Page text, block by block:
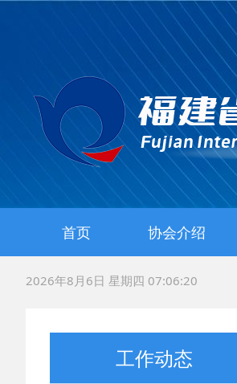
首页 协会介绍
2026年8月6日 星期四 07:06:21
工作动态